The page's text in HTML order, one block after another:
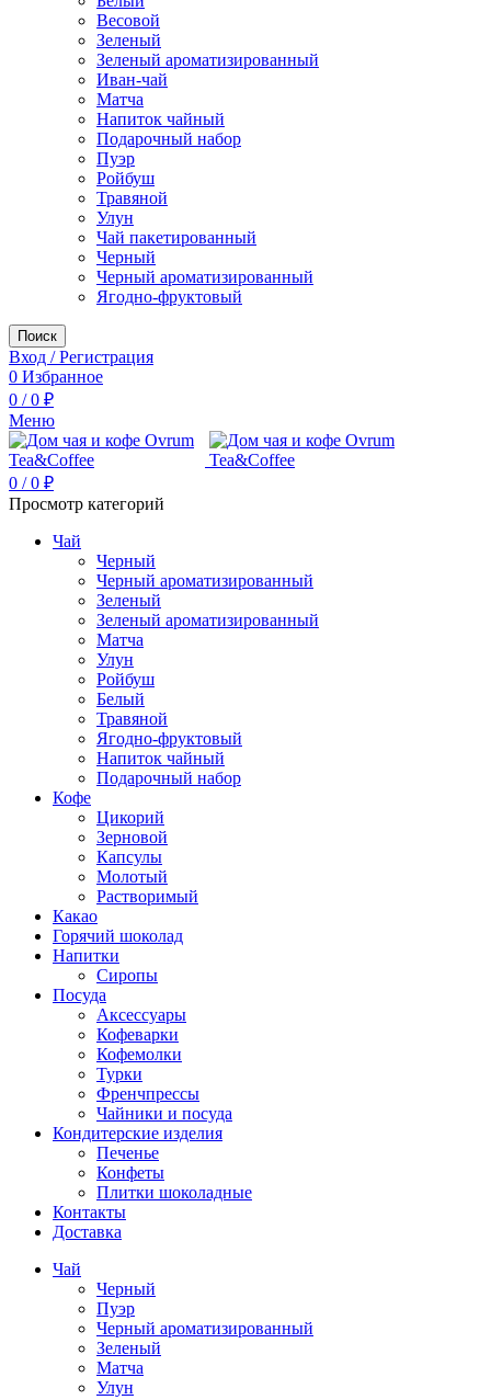
Весовой
Зеленый
Зеленый ароматизированный
Иван-чай
Матча
Напиток чайный
Подарочный набор
Пуэр
Ройбуш
Травяной
Улун
Чай пакетированный
Черный
Черный ароматизированный
Ягодно-фруктовый
Поиск
Вход / Регистрация
0 Избранное
0 / 0 ₽
Меню
0 / 0 ₽
Просмотр категорий
Чай
Черный
Черный ароматизированный
Зеленый
Зеленый ароматизированный
Матча
Улун
Ройбуш
Белый
Травяной
Ягодно-фруктовый
Напиток чайный
Подарочный набор
Кофе
Цикорий
Зерновой
Капсулы
Молотый
Растворимый
Какао
Горячий шоколад
Напитки
Сиропы
Посуда
Аксессуары
Кофеварки
Кофемолки
Турки
Френчпрессы
Чайники и посуда
Кондитерские изделия
Печенье
Конфеты
Плитки шоколадные
Контакты
Доставка
Чай
Черный
Пуэр
Черный ароматизированный
Зеленый
Матча
Улун